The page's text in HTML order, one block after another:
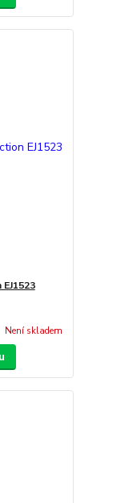
Není skladem